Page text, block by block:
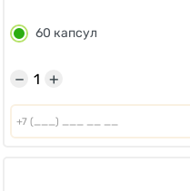
60 капсул
+
−